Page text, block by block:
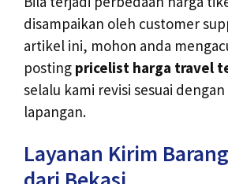
disampaikan oleh customer
artikel ini, mohon anda
posting pricelist harga travel
selalu kami revisi sesuai
lapangan.
Layanan Kirim